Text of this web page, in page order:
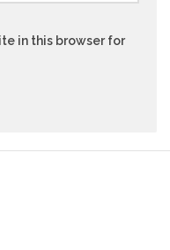
in this browser for